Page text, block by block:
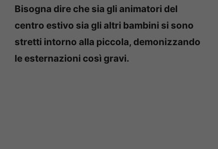
Bisogna dire che sia gli animatori del
centro estivo sia gli altri bambini si sono
stretti intorno alla piccola, demonizzando
le esternazioni così gravi.